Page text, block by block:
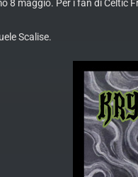
8 maggio. Per i fan di Celtic
Scalise.